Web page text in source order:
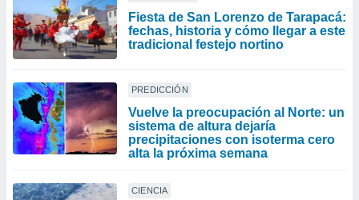
Fiesta de San Lorenzo de Tarapacá:
fechas, historia y cómo llegar a este
tradicional festejo nortino
PREDICCIÓN
Vuelve la preocupación al Norte: un
sistema de altura dejaría
precipitaciones con isoterma cero
alta la próxima semana
CIENCIA